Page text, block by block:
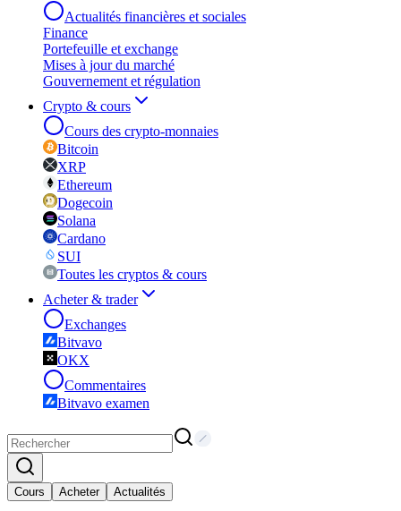
Actualités financières et sociales
Finance
Portefeuille et exchange
Mises à jour du marché
Gouvernement et régulation
Crypto & cours
Cours des crypto-monnaies
Bitcoin
XRP
Ethereum
Dogecoin
Solana
Cardano
SUI
Toutes les cryptos & cours
Acheter & trader
Exchanges
Bitvavo
OKX
Commentaires
Bitvavo examen
Cours Acheter Actualités